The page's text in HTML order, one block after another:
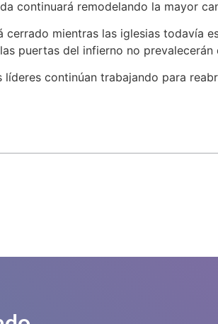
continuará remodelando la mayor
mientras las iglesias todavía
puertas del infierno no prevalecerán
continúan trabajando para